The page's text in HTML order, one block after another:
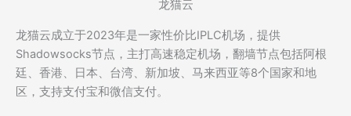
龙猫云
龙猫云成立于2023年是一家性价比IPLC机场，提供
Shadowsocks节点，主打高速稳定机场，翻墙节点包括阿根
廷、香港、日本、台湾、新加坡、马来西亚等8个国家和地
区，支持支付宝和微信支付。